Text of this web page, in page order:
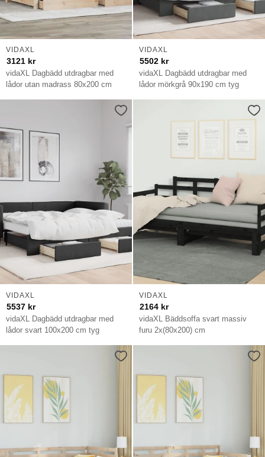
vidaXL Dagbädd utdragbar med
lådor utan madrass 80x200 cm
VIDAXL
3121 kr
vidaXL Dagbädd utdragbar med
lådor mörkgrå 90x190 cm tyg
VIDAXL
5502 kr
vidaXL Dagbädd utdragbar med
lådor svart 100x200 cm tyg
VIDAXL
5537 kr
vidaXL Bäddsoffa svart massiv
furu 2x(80x200) cm
VIDAXL
2164 kr